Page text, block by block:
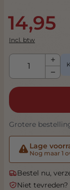
14,95
Incl. btw
Aantal
Grotere
Lage
Nog maar 1
Bestel nu,
Niet